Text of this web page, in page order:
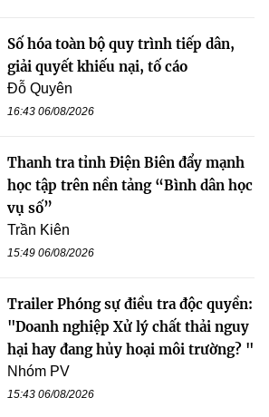
Số hóa toàn bộ quy trình tiếp dân,
giải quyết khiếu nại, tố cáo
Đỗ Quyên
16:43 06/08/2026
Thanh tra tỉnh Điện Biên đẩy mạnh
học tập trên nền tảng “Bình dân học
vụ số”
Trần Kiên
15:49 06/08/2026
Trailer Phóng sự điều tra độc quyền:
"Doanh nghiệp Xử lý chất thải nguy
hại hay đang hủy hoại môi trường? "
Nhóm PV
15:43 06/08/2026